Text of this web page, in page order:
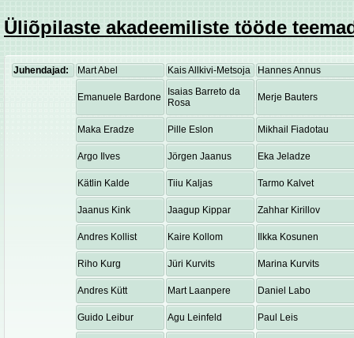
Üliõpilaste akadeemiliste tööde
Juhendajad: Mart Abel Kais Allkivi-Metsoja Hannes Annus
Emanuele Bardone
Isaias Barreto da
Rosa
Merje Bauters
Maka Eradze Pille Eslon Mikhail Fiadotau
Argo Ilves Jörgen Jaanus Eka Jeladze
Kätlin Kalde Tiiu Kaljas Tarmo Kalvet
Jaanus Kink Jaagup Kippar Zahhar Kirillov
Andres Kollist Kaire Kollom Ilkka Kosunen
Riho Kurg Jüri Kurvits Marina Kurvits
Andres Kütt Mart Laanpere Daniel Labo
Guido Leibur Agu Leinfeld Paul Leis